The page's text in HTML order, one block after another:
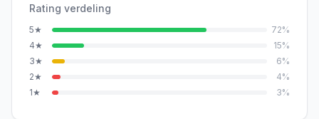
Rating verdeling
5★ 72%
4★ 15%
3★ 6%
2★ 4%
1★ 3%